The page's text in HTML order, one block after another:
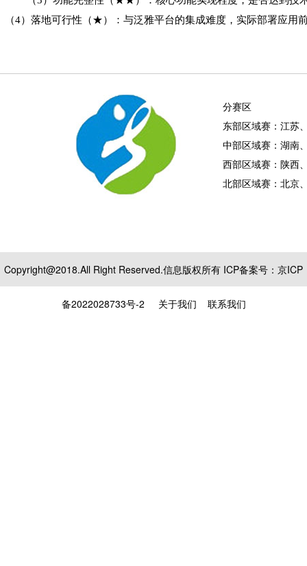
（4）落地可行性（★）：与泛雅平台的集成难度，实际部署应用
分赛区
东部区域赛：江苏
中部区域赛：湖南
西部区域赛：陕西
北部区域赛：北京
Copyright@2018.All Right Reserved.信息版权所有 ICP备案号： 京ICP
备2022028733号-2 关于我们 联系我们